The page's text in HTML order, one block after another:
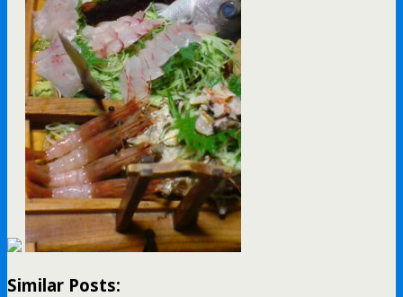
Similar Posts: